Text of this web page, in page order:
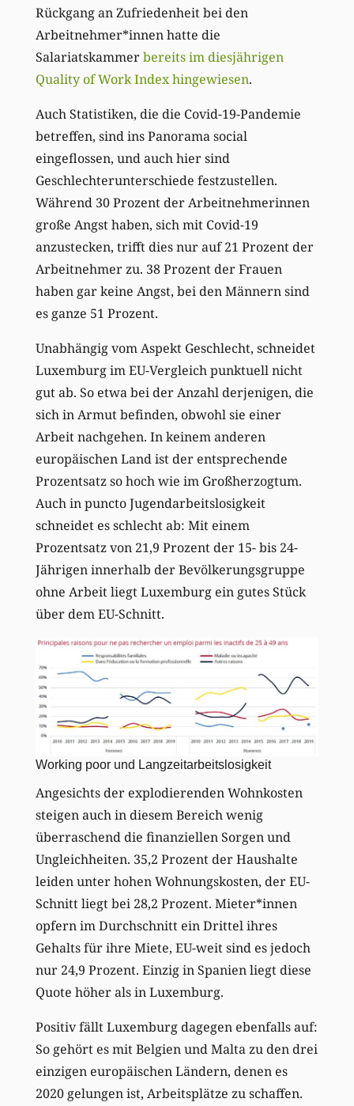
Rückgang an Zufriedenheit bei den
Arbeitnehmer*innen hatte die
Salariatskammerbereits im diesjährigen
Quality of Work Index hingewiesen.
Auch Statistiken, die die Covid-19-Pandemie
betreffen, sind ins Panorama social
eingeflossen, und auch hier sind
Geschlechterunterschiede festzustellen.
Während 30 Prozent der Arbeitnehmerinnen
große Angst haben, sich mit Covid-19
anzustecken, trifft dies nur auf 21 Prozent der
Arbeitnehmer zu. 38 Prozent der Frauen
haben gar keine Angst, bei den Männern sind
es ganze 51 Prozent.
Unabhängig vom Aspekt Geschlecht, schneidet
Luxemburg im EU-Vergleich punktuell nicht
gut ab. So etwa bei der Anzahl derjenigen, die
sich in Armut befinden, obwohl sie einer
Arbeit nachgehen. In keinem anderen
europäischen Land ist der entsprechende
Prozentsatz so hoch wie im Großherzogtum.
Auch in puncto Jugendarbeitslosigkeit
schneidet es schlecht ab: Mit einem
Prozentsatz von 21,9 Prozent der 15- bis 24-
Jährigen innerhalb der Bevölkerungsgruppe
ohne Arbeit liegt Luxemburg ein gutes Stück
über dem EU-Schnitt.
Working poor und Langzeitarbeitslosigkeit
Angesichts der explodierenden Wohnkosten
steigen auch in diesem Bereich wenig
überraschend die finanziellen Sorgen und
Ungleichheiten. 35,2 Prozent der Haushalte
leiden unter hohen Wohnungskosten, der EU-
Schnitt liegt bei 28,2 Prozent. Mieter*innen
opfern im Durchschnitt ein Drittel ihres
Gehalts für ihre Miete, EU-weit sind es jedoch
nur 24,9 Prozent. Einzig in Spanien liegt diese
Quote höher als in Luxemburg.
Positiv fällt Luxemburg dagegen ebenfalls auf:
So gehört es mit Belgien und Malta zu den drei
einzigen europäischen Ländern, denen es
2020 gelungen ist, Arbeitsplätze zu schaffen.